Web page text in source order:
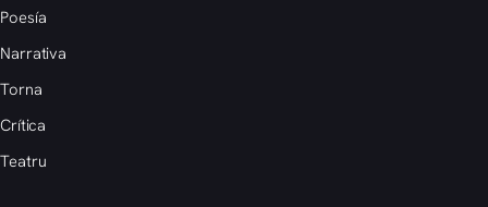
Poesía
Narrativa
Torna
Crítica
Teatru